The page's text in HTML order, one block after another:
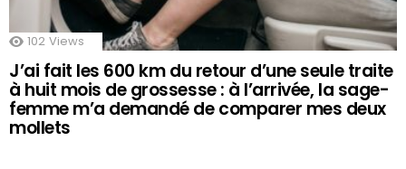
102 Views
J’ai fait les 600 km du retour d’une seule traite
à huit mois de grossesse : à l’arrivée, la sage-
femme m’a demandé de comparer mes deux
mollets